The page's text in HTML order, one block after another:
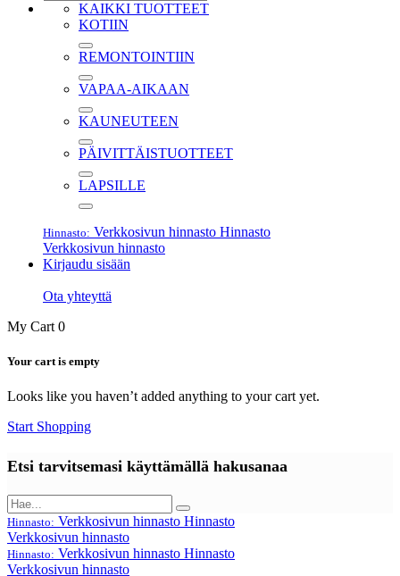
KAIKKI TUOTTEET
KOTIIN
REMONTOINTIIN
VAPAA-AIKAAN
KAUNEUTEEN
PÄIVITTÄISTUOTTEET
LAPSILLE
Hinnasto: Verkkosivun hinnasto Hinnasto
Verkkosivun hinnasto
Kirjaudu sisään
Ota yhteyttä
My Cart 0
Your cart is empty
Looks like you haven’t added anything to your cart yet.
Start Shopping
Etsi tarvitsemasi käyttämällä hakusanaa
Hinnasto: Verkkosivun hinnasto Hinnasto
Verkkosivun hinnasto
Hinnasto: Verkkosivun hinnasto Hinnasto
Verkkosivun hinnasto